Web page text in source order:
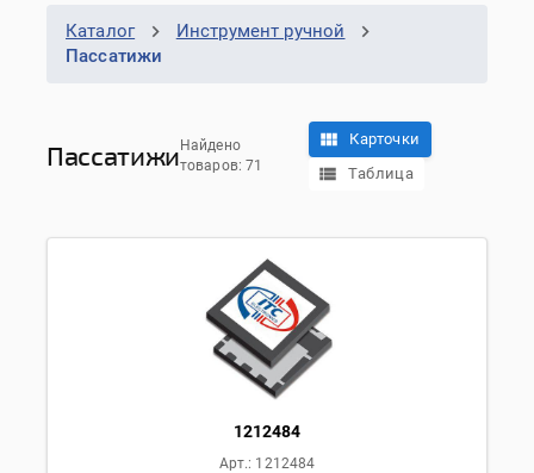
Каталог
Инструмент ручной
Пассатижи
ПассатижиНайдено
товаров: 71
Карточки
Таблица
1212484
Арт.: 1212484